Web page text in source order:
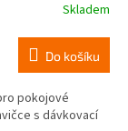
Skladem
Do košíku
pokojové
s dávkovací